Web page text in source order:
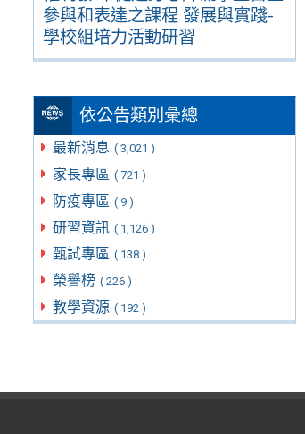
參與和表達之課程 發展與實踐-
學校組培力活動研習
依公告類別彙總
最新消息 ( 3,021 )
家長專區 ( 721 )
防疫專區 ( 9 )
研習資訊 ( 1,126 )
甄試專區 ( 138 )
榮譽榜 ( 226 )
教學資源 ( 192 )